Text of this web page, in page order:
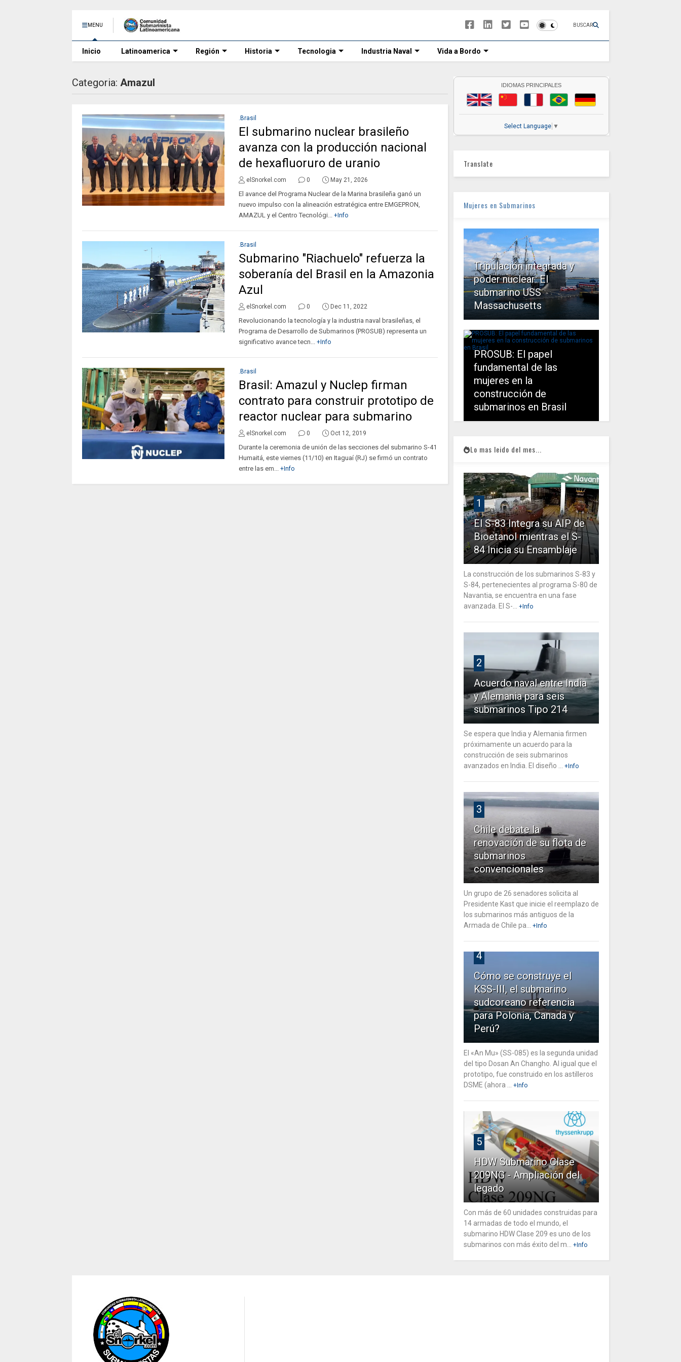
MENU BUSCAR
Inicio Latinoamerica Región Historia Tecnologia Industria Naval Vida a Bordo
Categoria: Amazul
.Brasil
El submarino nuclear brasileño
avanza con la producción nacional
de hexafluoruro de uranio
elSnorkel.com 0 May 21, 2026
El avance del Programa Nuclear de la Marina brasileña ganó un
nuevo impulso con la alineación estratégica entre EMGEPRON,
AMAZUL y el Centro Tecnológi... +Info
.Brasil
Submarino "Riachuelo" refuerza la
soberanía del Brasil en la Amazonia
Azul
elSnorkel.com 0 Dec 11, 2022
Revolucionando la tecnología y la industria naval brasileñas, el
Programa de Desarrollo de Submarinos (PROSUB) representa un
significativo avance tecn... +Info
.Brasil
Brasil: Amazul y Nuclep firman
contrato para construir prototipo de
reactor nuclear para submarino
elSnorkel.com 0 Oct 12, 2019
Durante la ceremonia de unión de las secciones del submarino S-41
Humaitá, este viernes (11/10) en Itaguaí (RJ) se firmó un contrato
entre las em... +Info
IDIOMAS PRINCIPALES
Select Language ▼
Translate
Mujeres en Submarinos
Tripulación integrada y
poder nuclear: El
submarino USS
Massachusetts
PROSUB: El papel
fundamental de las
mujeres en la
construcción de
submarinos en Brasil
Lo mas leido del mes...
1
El S-83 Integra su AIP de
Bioetanol mientras el S-
84 Inicia su Ensamblaje
La construcción de los submarinos S-83 y
S-84, pertenecientes al programa S-80 de
Navantia, se encuentra en una fase
avanzada. El S-...
+Info
2
Acuerdo naval entre India
y Alemania para seis
submarinos Tipo 214
Se espera que India y Alemania firmen
próximamente un acuerdo para la
construcción de seis submarinos
avanzados en India. El diseño ...
+Info
3
Chile debate la
renovación de su flota de
submarinos
convencionales
Un grupo de 26 senadores solicita al
Presidente Kast que inicie el reemplazo de
los submarinos más antiguos de la
Armada de Chile pa...
+Info
4
Cómo se construye el
KSS-III, el submarino
sudcoreano referencia
para Polonia, Canada y
Perú?
El «An Mu» (SS-085) es la segunda unidad
del tipo Dosan An Changho. Al igual que el
prototipo, fue construido en los astilleros
DSME (ahora ...
+Info
5
HDW Submarino Clase
209NG - Ampliación del
legado
Con más de 60 unidades construidas para
14 armadas de todo el mundo, el
submarino HDW Clase 209 es uno de los
submarinos con más éxito del m...
+Info